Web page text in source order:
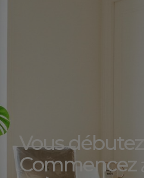
Vous débutez ?
Commencez